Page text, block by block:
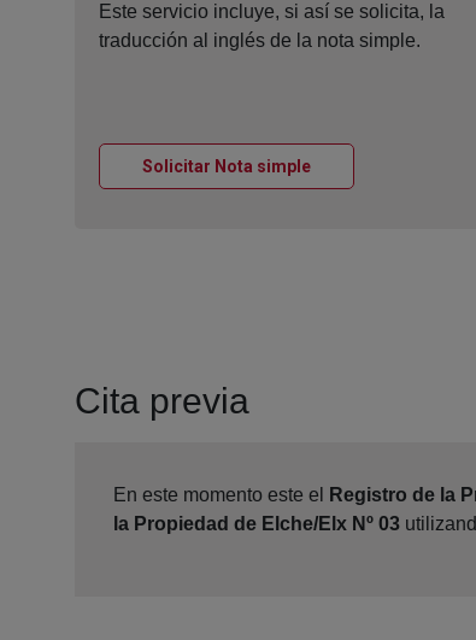
Este servicio incluye, si así se solicita, la
traducción al inglés de la nota simple.
Solicitar Nota simpleVentana nueva
Cita previa
En este momento este el Registro de la
la Propiedad de Elche/Elx Nº 03